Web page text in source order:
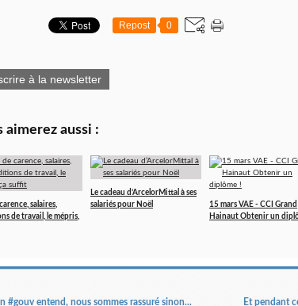
Repost 0
à la newsletter
aimerez aussi :
salaires,
de travail, le mépris,
Le cadeau d’ArcelorMittal à ses
salariés pour Noël
15 mars VAE - CCI Grand
Hainaut Obtenir un
#gouv entend, nous sommes rassuré sinon... Et pendant